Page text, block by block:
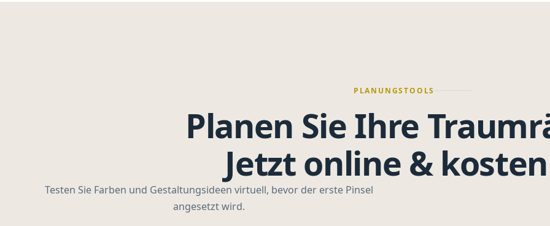
PLANUNGSTOOLS
Planen Sie Ihre
Jetzt online &
Testen Sie Farben und Gestaltungsideen virtuell, bevor der erste Pinsel
angesetzt wird.